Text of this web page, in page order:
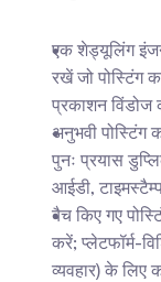
एक शेड्यूलिंग
रखें जो पोस्टिंग
प्रकाशन विंडोज
अनुभवी पोस्टिंग
पुनः प्रयास
आईडी,
बैच किए गए
करें; प्लेटफॉर्म-
व्यवहार) के लिए